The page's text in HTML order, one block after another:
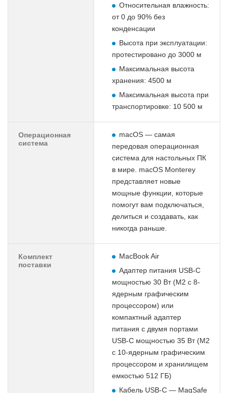
Относительная влажность:
от 0 до 90% без
конденсации
Высота при эксплуатации:
протестировано до 3000 м
Максимальная высота
хранения: 4500 м
Максимальная высота при
транспортировке: 10 500 м
Операционная
система
macOS — самая
передовая операционная
система для настольных ПК
в мире. macOS Monterey
представляет новые
мощные функции, которые
помогут вам подключаться,
делиться и создавать, как
никогда раньше.
Комплект
поставки
MacBook Air
Адаптер питания USB-C
мощностью 30 Вт (M2 с 8-
ядерным графическим
процессором) или
компактный адаптер
питания с двумя портами
USB-C мощностью 35 Вт (M2
с 10-ядерным графическим
процессором и хранилищем
емкостью 512 ГБ)
Кабель USB-C — MagSafe